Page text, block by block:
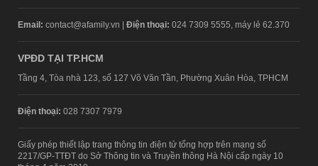
Email: contact@afamily.vn | Điện thoại: 024 7309 5555, máy lẻ 62.370
VPĐD TẠI TP.HCM
Tầng 4, Tòa nhà 123, số 127 Võ Văn Tần, Phường Xuân Hòa, TPHCM
Điện thoại: 028 7307 7979
Giấy phép thiết lập trang thông tin điện tử tổng hợp trên mạng số
2217/GP-TTĐT do Sở Thông tin và Truyền thông Hà Nội cấp ngày 10